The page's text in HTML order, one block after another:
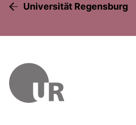
Universität Regensburg